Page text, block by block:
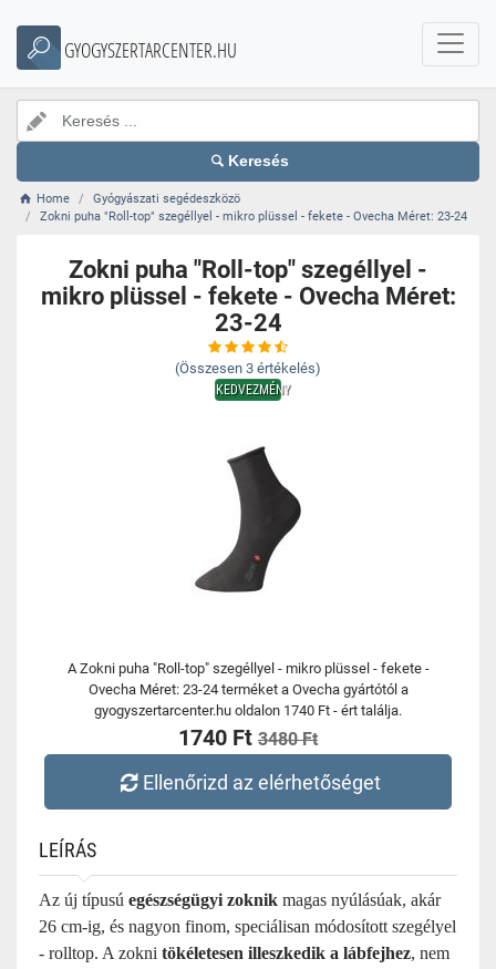
GYOGYSZERTARCENTER.HU
Keresés
Home
Gyógyászati segédeszközö
Zokni puha "Roll-top" szegéllyel - mikro plüssel - fekete - Ovecha Méret: 23-24
Zokni puha "Roll-top" szegéllyel -
mikro plüssel - fekete - Ovecha Méret:
23-24
(Összesen 3 értékelés)
KEDVEZMÉNY
A Zokni puha "Roll-top" szegéllyel - mikro plüssel - fekete -
Ovecha Méret: 23-24 terméket a Ovecha gyártótól a
gyogyszertarcenter.hu oldalon 1740 Ft - ért találja.
1740 Ft 3480 Ft
Ellenőrizd az elérhetőséget
LEÍRÁS
Az új típusú egészségügyi zoknik magas nyúlásúak, akár
26 cm-ig, és nagyon finom, speciálisan módosított szegélyel
- rolltop. A zokni tökéletesen illeszkedik a lábfejhez, nem